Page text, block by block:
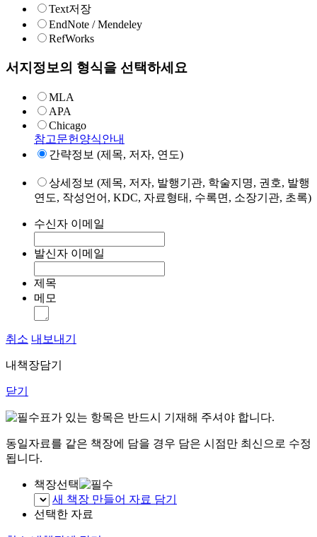
Text저장
EndNote / Mendeley
RefWorks
서지정보의 형식을 선택하세요
MLA
APA
Chicago
참고문헌양식안내
간략정보 (제목, 저자, 연도)
상세정보 (제목, 저자, 발행기관, 학술지명, 권호, 발행
연도, 작성언어, KDC, 자료형태, 수록면, 소장기관, 초록)
수신자 이메일
발신자 이메일
제목
메모
취소 내보내기
내책장담기
닫기
표가 있는 항목은 반드시 기재해 주셔야 합니다.
동일자료를 같은 책장에 담을 경우 담은 시점만 최신으로 수정
됩니다.
책장선택
새 책장 만들어 자료 담기
선택한 자료